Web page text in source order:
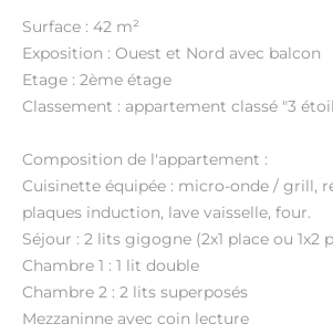
Surface : 42 m²
Exposition : Ouest et Nord avec balcon
Etage : 2ème étage
Classement : appartement classé "3
Composition de l'appartement :
Cuisinette équipée : micro-onde / grill,
plaques induction, lave vaisselle, four.
Séjour : 2 lits gigogne (2x1 place ou 1x2
Chambre 1 : 1 lit double
Chambre 2 : 2 lits superposés
Mezzaninne avec coin lecture